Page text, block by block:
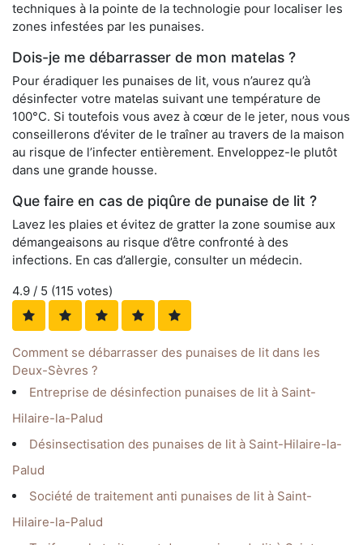
techniques à la pointe de la technologie pour localiser les
zones infestées par les punaises.
Dois-je me débarrasser de mon matelas ?
Pour éradiquer les punaises de lit, vous n’aurez qu’à
désinfecter votre matelas suivant une température de
100°C. Si toutefois vous avez à cœur de le jeter, nous vous
conseillerons d’éviter de le traîner au travers de la maison
au risque de l’infecter entièrement. Enveloppez-le plutôt
dans une grande housse.
Que faire en cas de piqûre de punaise de lit ?
Lavez les plaies et évitez de gratter la zone soumise aux
démangeaisons au risque d’être confronté à des
infections. En cas d’allergie, consulter un médecin.
4.9 / 5 (115 votes)
Comment se débarrasser des punaises de lit dans les
Deux-Sèvres ?
Entreprise de désinfection punaises de lit à Saint-
Hilaire-la-Palud
Désinsectisation des punaises de lit à Saint-Hilaire-la-
Palud
Société de traitement anti punaises de lit à Saint-
Hilaire-la-Palud